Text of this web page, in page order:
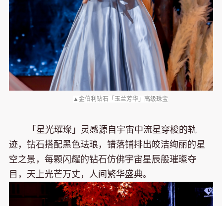
▲金伯利钻石「玉兰芳华」高级珠宝
「星光璀璨」灵感源自宇宙中流星穿梭的轨
迹，钻石搭配黑色珐琅，错落铺排出皎洁绚丽的星
空之景，每颗闪耀的钻石仿佛宇宙星辰般璀璨夺
目，天上光芒万丈，人间繁华盛典。